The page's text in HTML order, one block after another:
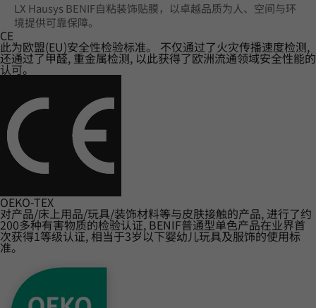
LX Hausys BENIF自粘装饰贴膜，以卓越品质为人、空间与环
境提供可靠保障。
CE
此为欧盟(EU)安全性检验标准。 不仅通过了火灾传播速度检测,
还通过了甲醛, 重金属检测, 以此获得了欧洲流通领域安全性能的
认可。
OEKO-TEX
对产品/床上用品/玩具/装饰材料等与皮肤接触的产品, 进行了约
200多种有害物质的检验认证, BENIF普通型单色产品在业界首
次获得1等级认证, 相当于3岁以下婴幼儿玩具及服饰的使用标
准。